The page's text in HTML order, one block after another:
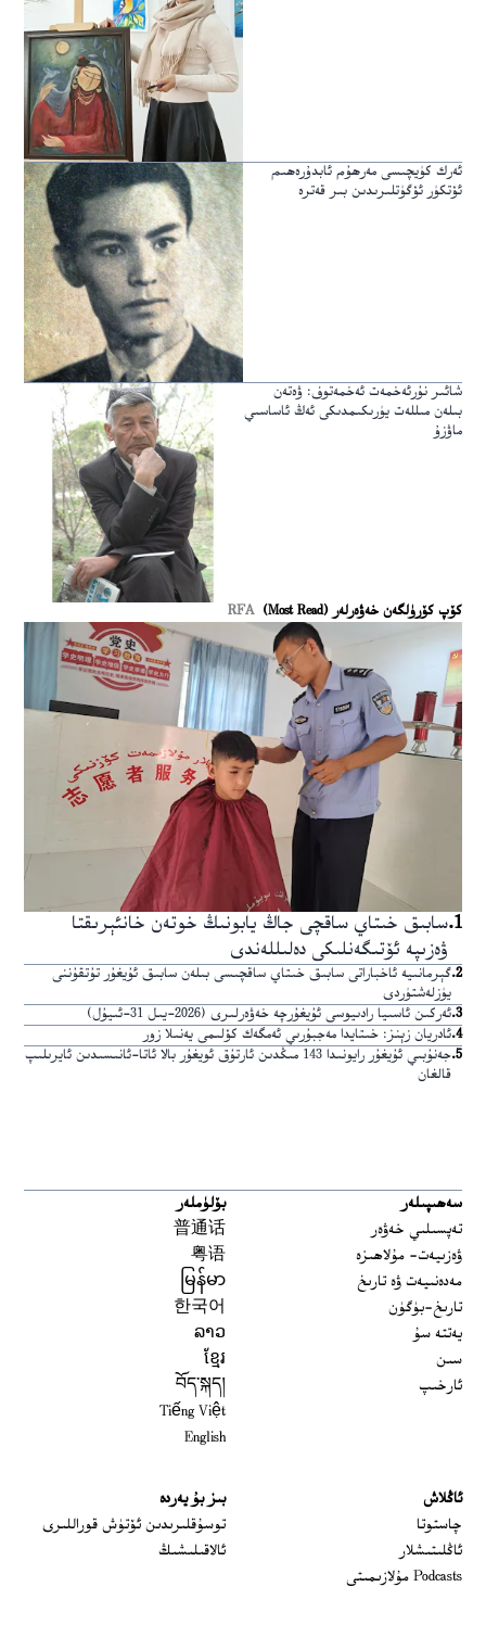
ئەرك كۈيچىسى مەرھۇم ئابدۇرەھىم
ئۆتكۈر ئۆگۈتلىرىدىن بىر قەترە
شائىر نۇرئەخمەت ئەخمەتوف: ۋەتەن
بىلەن مىللەت يۈرىكىمدىكى ئەڭ ئاساسىي
ماۋزۇ
كۆپ كۆرۈلگەن خەۋەرلەر (Most Read) RFA
1
.سابىق خىتاي ساقچى جاڭ يابونىڭ خوتەن خانئېرىقتا
ۋەزىپە ئۆتىگەنلىكى دەلىللەندى
2
.گېرمانىيە ئاخباراتى سابىق خىتاي ساقچىسى بىلەن سابىق ئۇيغۇر تۇتقۇننى
يۈزلەشتۈردى
3
.ئەركىن ئاسىيا رادىيوسى ئۇيغۇرچە خەۋەرلىرى (2026-يىل 31-ئىيۇل)
4
.ئادريان زېنز: خىتايدا مەجبۇرىي ئەمگەك كۆلىمى يەنىلا زور
5
.
جەنۇبىي ئۇيغۇر رايونىدا 143 مىڭدىن ئارتۇق ئويغۇر بالا ئاتا-ئانىسىدىن ئايرىلىپ
قالغان
سەھىپىلەر
تەپسىلىي خەۋەر
ۋەزىيەت- مۇلاھىزە
مەدەنىيەت ۋە تارىخ
تارىخ-بۈگۈن
يەتتە سۇ
سىن
ئارخىپ
بۆلۈملەر
普通话
粤语
မြန်မာ
한국어
ລາວ
ខ្មែរ
བོད་སྐད།
Tiếng Việt
English
ئاڭلاش
چاستوتا
ئاڭلىتىشلار
Podcasts مۇلازىمىتى
بىز بۇ يەردە
توسۇقلىرىدىن ئۆتۈش قوراللىرى
ئالاقىلىشىڭ